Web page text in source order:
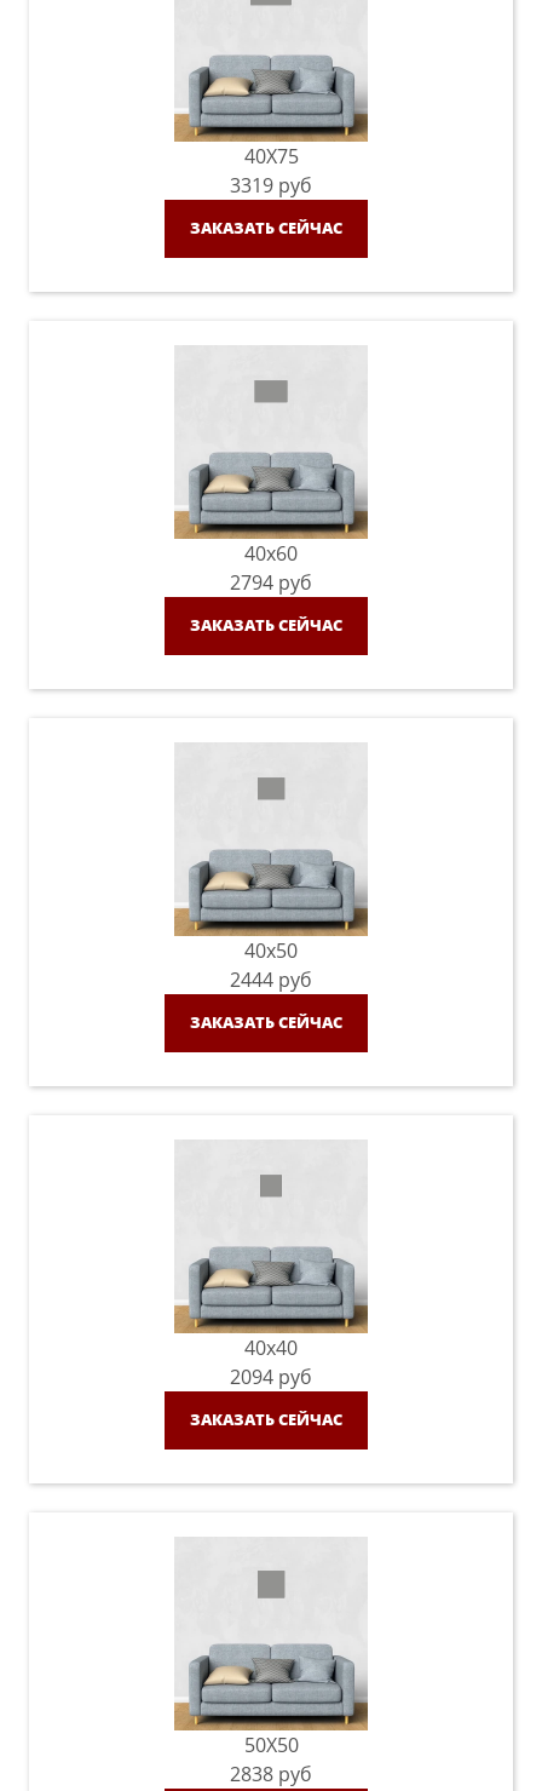
40X75
3319 руб
ЗАКАЗАТЬ СЕЙЧАС
40x60
2794 руб
ЗАКАЗАТЬ СЕЙЧАС
40x50
2444 руб
ЗАКАЗАТЬ СЕЙЧАС
40x40
2094 руб
ЗАКАЗАТЬ СЕЙЧАС
50X50
2838 руб